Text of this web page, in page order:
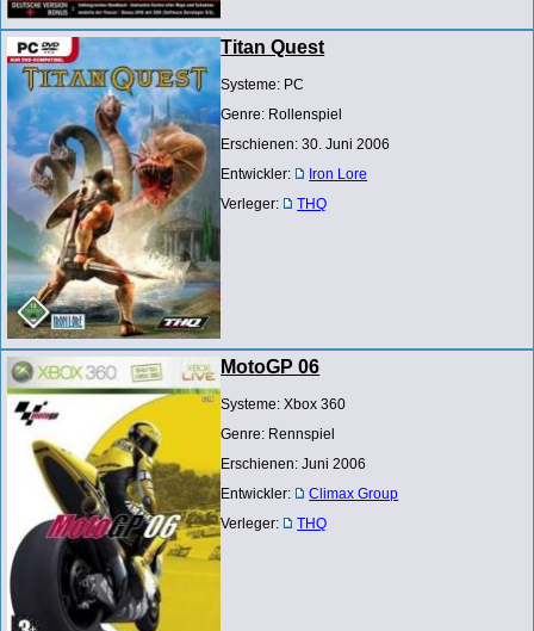
Titan Quest
Systeme: PC
Genre: Rollenspiel
Erschienen: 30. Juni 2006
Entwickler:
Iron Lore
Verleger:
THQ
MotoGP 06
Systeme: Xbox 360
Genre: Rennspiel
Erschienen: Juni 2006
Entwickler:
Climax Group
Verleger:
THQ